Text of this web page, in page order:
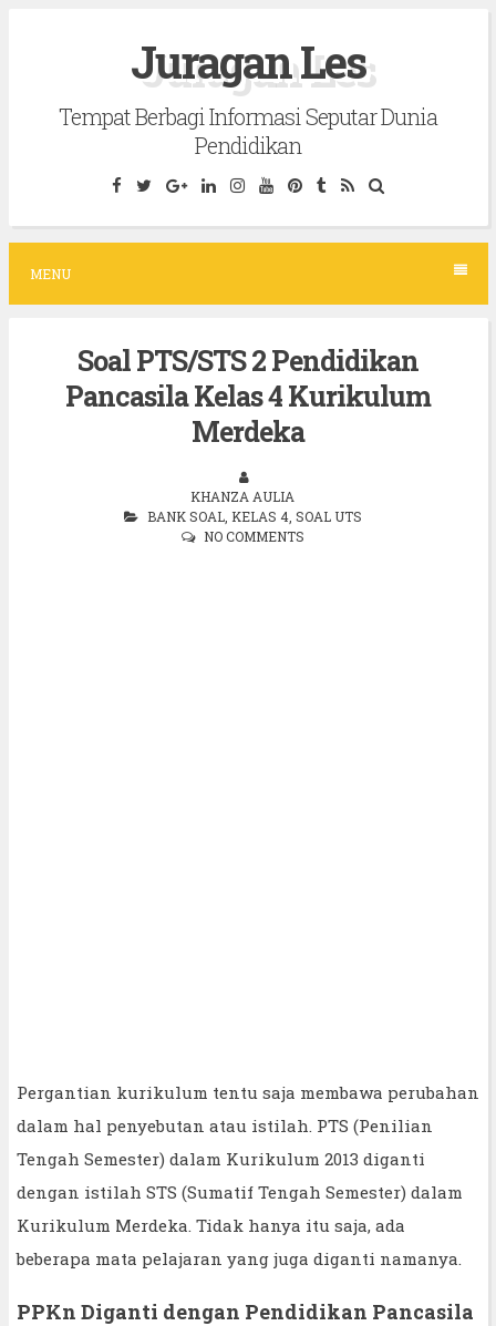
c
Juragan Les
Tempat Berbagi Informasi Seputar Dunia
Pendidikan
MENU
Soal PTS/STS 2 Pendidikan
Pancasila Kelas 4 Kurikulum
Merdeka
KHANZA AULIA
BANK SOAL, KELAS 4, SOAL UTS
NO COMMENTS
Pergantian kurikulum tentu saja membawa perubahan
dalam hal penyebutan atau istilah. PTS (Penilian
Tengah Semester) dalam Kurikulum 2013 diganti
dengan istilah STS (Sumatif Tengah Semester) dalam
Kurikulum Merdeka. Tidak hanya itu saja, ada
beberapa mata pelajaran yang juga diganti namanya.
PPKn Diganti dengan Pendidikan Pancasila